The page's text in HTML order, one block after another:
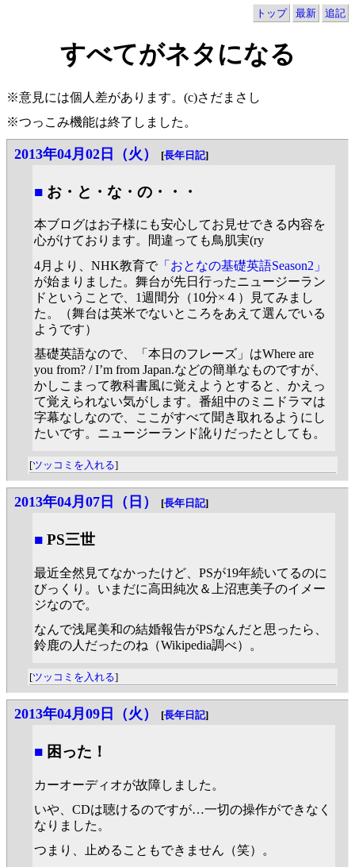
トップ 最新 追記
すべてがネタになる
※意見には個人差があります。(c)さだまさし
※つっこみ機能は終了しました。
2013年04月02日（火） [長年日記]
■ お・と・な・の・・・
本ブログはお子様にも安心してお見せできる内容を
心がけております。間違っても鳥肌実(ry
4月より、NHK教育で「おとなの基礎英語Season2」
が始まりました。舞台が先日行ったニュージーラン
ドということで、1週間分（10分×４）見てみまし
た。（舞台は英米でないところをあえて選んでいる
ようです）
基礎英語なので、「本日のフレーズ」はWhere are
you from? / I’m from Japan.などの簡単なものですが、
かしこまって教科書風に覚えようとすると、かえっ
て覚えられない気がします。番組中のミニドラマは
字幕なしなので、ここがすべて聞き取れるようにし
たいです。ニュージーランド訛りだったとしても。
[ツッコミを入れる]
2013年04月07日（日） [長年日記]
■ PS三世
最近全然見てなかったけど、PSが19年続いてるのに
びっくり。いまだに高田純次＆上沼恵美子のイメー
ジなので。
なんで浅尾美和の結婚報告がPSなんだと思ったら、
鈴鹿の人だったのね（Wikipedia調べ）。
[ツッコミを入れる]
2013年04月09日（火） [長年日記]
■ 困った！
カーオーディオが故障しました。
いや、CDは聴けるのですが…一切の操作ができなく
なりました。
つまり、止めることもできません（笑）。